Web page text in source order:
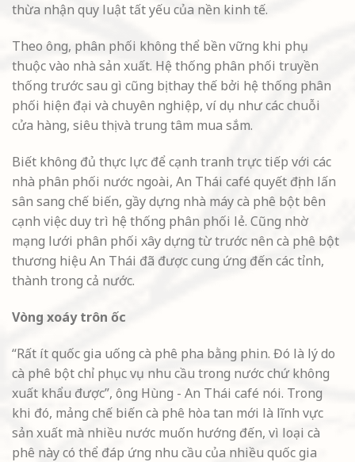
thừa nhận quy luật tất yếu của nền kinh tế.
Theo ông, phân phối không thể bền vững khi phụ
thuộc vào nhà sản xuất. Hệ thống phân phối truyền
thống trước sau gì cũng bị thay thế bởi hệ thống phân
phối hiện đại và chuyên nghiệp, ví dụ như các chuỗi
cửa hàng, siêu thị và trung tâm mua sắm.
Biết không đủ thực lực để cạnh tranh trực tiếp với các
nhà phân phối nước ngoài, An Thái café quyết định lấn
sân sang chế biến, gầy dựng nhà máy cà phê bột bên
cạnh việc duy trì hệ thống phân phối lẻ. Cũng nhờ
mạng lưới phân phối xây dựng từ trước nên cà phê bột
thương hiệu An Thái đã được cung ứng đến các tỉnh,
thành trong cả nước.
Vòng xoáy trôn ốc
“Rất ít quốc gia uống cà phê pha bằng phin. Đó là lý do
cà phê bột chỉ phục vụ nhu cầu trong nước chứ không
xuất khẩu được”, ông Hùng - An Thái café nói. Trong
khi đó, mảng chế biến cà phê hòa tan mới là lĩnh vực
sản xuất mà nhiều nước muốn hướng đến, vì loại cà
phê này có thể đáp ứng nhu cầu của nhiều quốc gia